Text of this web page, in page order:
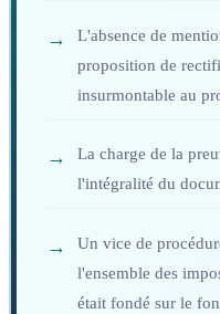
L'absence de
proposition de
insurmontable au
La charge de la
l'intégralité du
Un vice de
l'ensemble des
était fondé sur le